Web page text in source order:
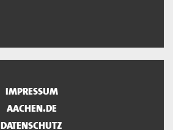
IMPRESSUM
AACHEN.DE
DATENSCHUTZ